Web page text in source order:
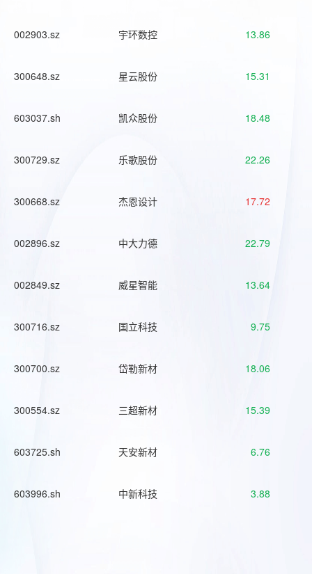
002903.sz 宇环数控 13.86
300648.sz 星云股份 15.31
603037.sh 凯众股份 18.48
300729.sz 乐歌股份 22.26
300668.sz 杰恩设计 17.72
002896.sz 中大力德 22.79
002849.sz 威星智能 13.64
300716.sz 国立科技 9.75
300700.sz 岱勒新材 18.06
300554.sz 三超新材 15.39
603725.sh 天安新材 6.76
603996.sh 中新科技 3.88